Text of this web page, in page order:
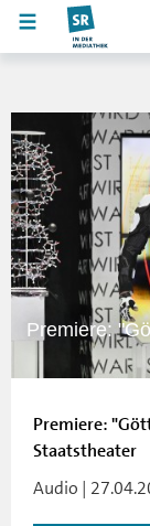
Premiere:
Premiere:
Staatstheater
Audio |